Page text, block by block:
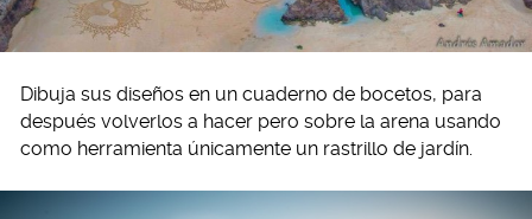
Dibuja sus diseños en un cuaderno de bocetos, para
después volverlos a hacer pero sobre la arena usando
como herramienta únicamente un rastrillo de jardín.